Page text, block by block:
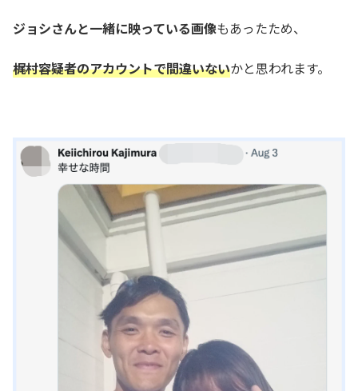
ジョシさんと一緒に映っている画像もあったため、
梶村容疑者のアカウントで間違いないかと思われます。